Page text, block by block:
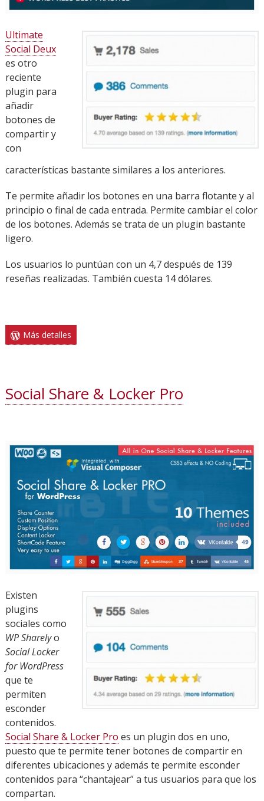
Ultimate
Social Deux
es otro
reciente
plugin para
añadir
botones de
compartir y
con
características bastante similares a los anteriores.
Te permite añadir los botones en una barra flotante y al
principio o final de cada entrada. Permite cambiar el color
de los botones. Además se trata de un plugin bastante
ligero.
Los usuarios lo puntúan con un 4,7 después de 139
reseñas realizadas. También cuesta 14 dólares.
Más detalles
Social Share & Locker Pro
Existen
plugins
sociales como
WP Sharelyo
Social Locker
for WordPress
que te
permiten
esconder
contenidos.
Social Share & Locker Pro es un plugin dos en uno,
puesto que te permite tener botones de compartir en
diferentes ubicaciones y además te permite esconder
contenidos para “chantajear” a tus usuarios para que los
compartan.